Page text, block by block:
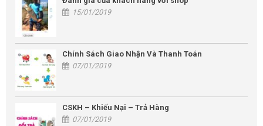
15/01/2019
Chính Sách Giao Nhận Và Thanh Toán
07/01/2019
CSKH – Khiếu Nại – Trả Hàng
07/01/2019